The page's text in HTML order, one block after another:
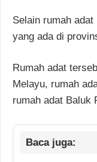
Selain rumah
yang ada di
Rumah adat
Melayu, rumah
rumah adat Baluk